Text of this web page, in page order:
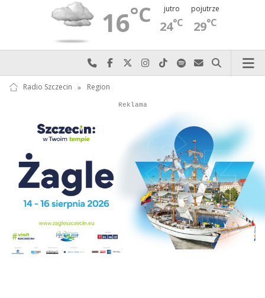
16°C jutro
24°C
pojutrze
29°C
Najlepiej po prostu do nas zadzwoń
Odwiedź nas na Facebook-u
Odwiedź nas na X
Odwiedź nas na Instagram-ie
Odwiedź nas na TikTok-u
Szukaj nas na Spotify
Wyślij do nas
Szukaj
Radio Szczecin » Region
Autopromocja
Reklama
Autopromocja